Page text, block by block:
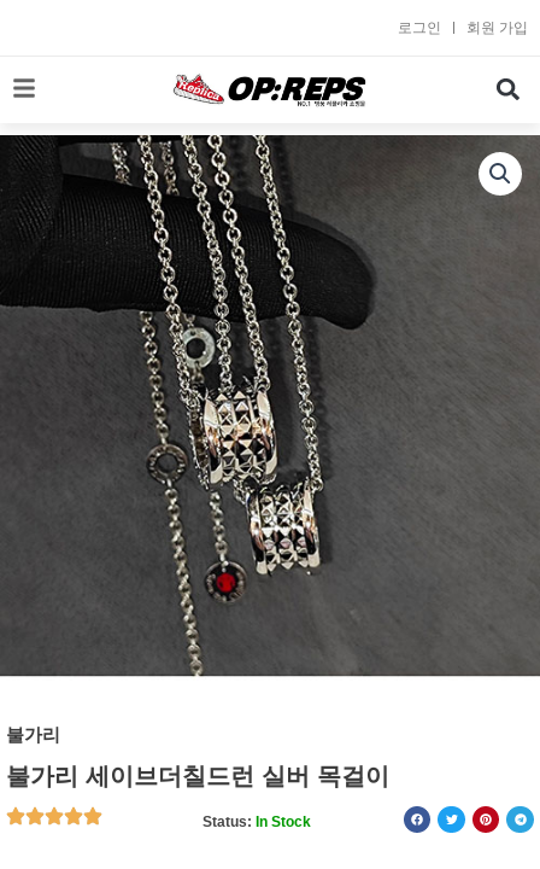
로
뛰
기
로그인 회원 가입
불가리
불가리 세이브더칠드런 실버 목걸이
Status: In Stock